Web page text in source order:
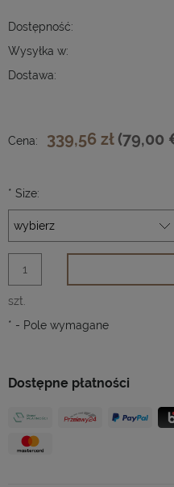
Dostępność:
Wysyłka w:
Dostawa:
Dostępne płatności
Cena: 339,56 zł (79,00
* Size:
szt.
* - Pole wymagane